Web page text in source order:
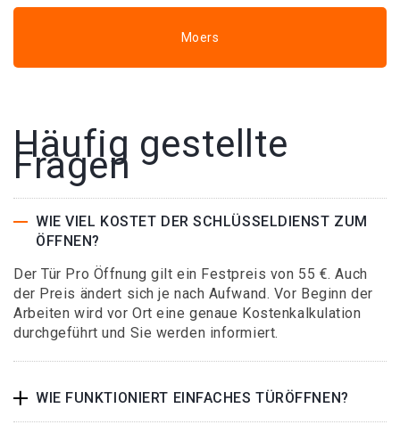
Moers
Häufig gestellte
Fragen
WIE VIEL KOSTET DER SCHLÜSSELDIENST ZUM
ÖFFNEN?
Der Tür Pro Öffnung gilt ein Festpreis von 55 €. Auch
der Preis ändert sich je nach Aufwand. Vor Beginn der
Arbeiten wird vor Ort eine genaue Kostenkalkulation
durchgeführt und Sie werden informiert.
WIE FUNKTIONIERT EINFACHES TÜRÖFFNEN?